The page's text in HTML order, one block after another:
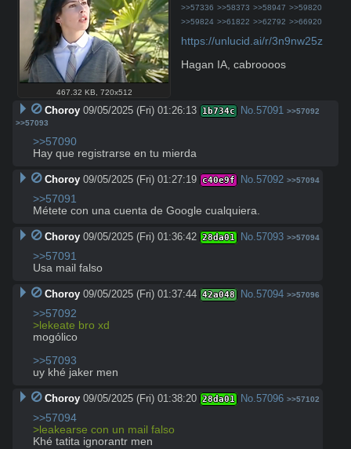
467.32 KB 720x512
>>57336 >>58373 >>58947 >>59820
>>59824 >>61822 >>62792 >>66920
https://unlucid.ai/r/3n9nw25z
Hagan IA, cabroooos
Choroy 09/05/2025 (Fri) 01:26:13 1b734c No.57091 >>57092
>>57093
>>57090
Hay que registrarse en tu mierda
Choroy 09/05/2025 (Fri) 01:27:19 c40e9f No.57092 >>57094
>>57091
Métete con una cuenta de Google cualquiera.
Choroy 09/05/2025 (Fri) 01:36:42 28da01 No.57093 >>57094
>>57091
Usa mail falso
Choroy 09/05/2025 (Fri) 01:37:44 42a048 No.57094 >>57096
>>57092
>lekeate bro xd
mogólico
>>57093
uy khé jaker men
Choroy 09/05/2025 (Fri) 01:38:20 28da01 No.57096 >>57102
>>57094
>leakearse con un mail falso
Khé tatita ignorantr men